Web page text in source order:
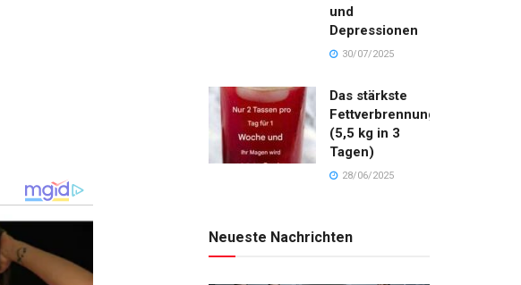
und
Depressionen
30/07/2025
Das stärkste
Fettverbrennungsgetränk
(5,5 kg in 3
Tagen)
28/06/2025
Neueste Nachrichten